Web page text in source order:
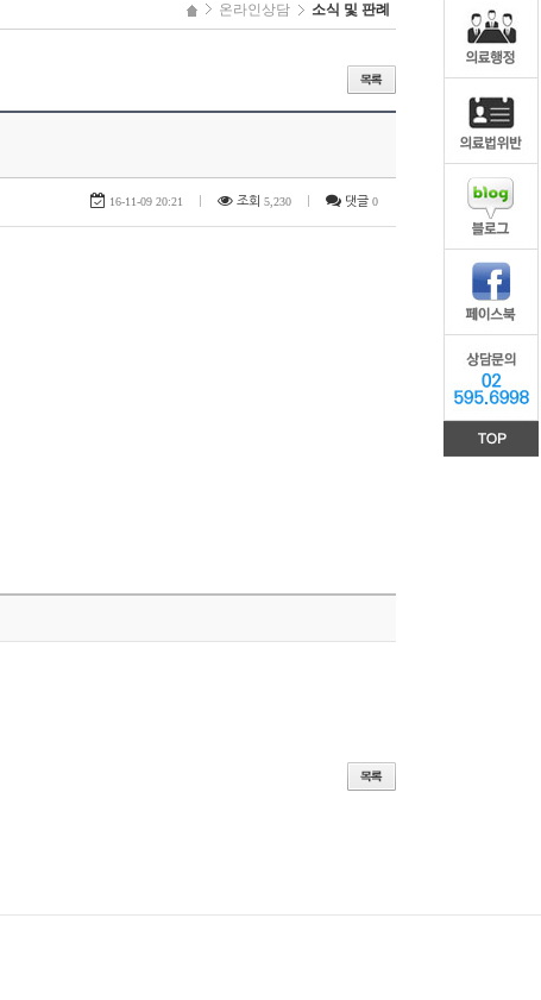
온라인상담 소식 및 판례
16-11-09 20:21 조회 5,230 댓글 0